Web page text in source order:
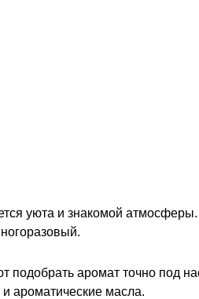
уюта и знакомой атмосферы.
подобрать аромат точно под
ароматические масла.